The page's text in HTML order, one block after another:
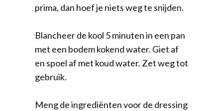
prima, dan hoef je niets weg te snijden.
Blancheer de kool 5 minuten in een pan
met een bodem kokend water. Giet af
en spoel af met koud water. Zet weg tot
gebruik.
Meng de ingrediënten voor de dressing